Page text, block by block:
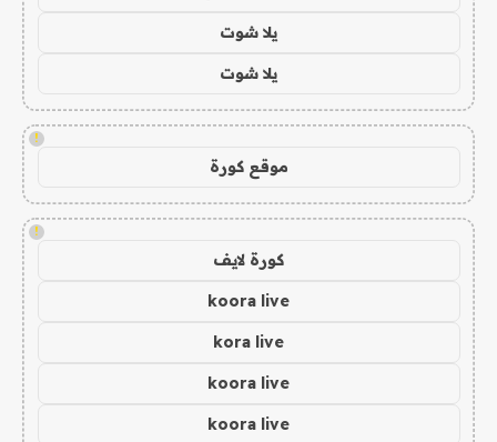
يلا شوت
يلا شوت
!
موقع كورة
!
كورة لايف
koora live
kora live
koora live
koora live